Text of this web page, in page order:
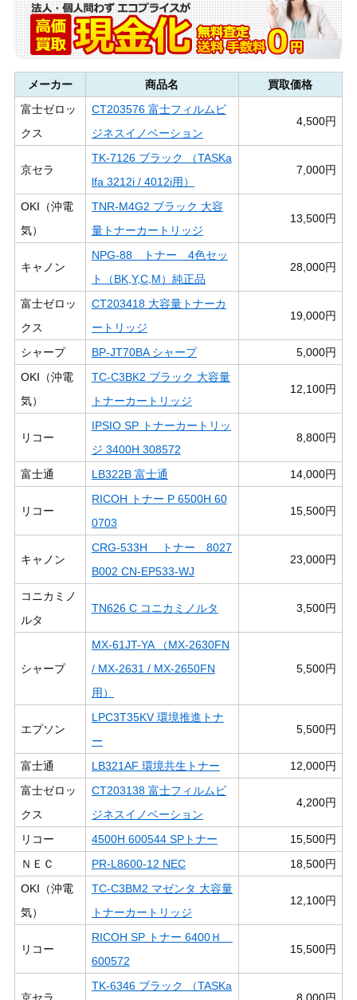
メーカー 商品名
買取価格
富士ゼロッ
クス
CT203576 富士フィルムビ
ジネスイノベーション
4,500円
京セラ
TK-7126 ブラック （TASKa
lfa 3212i / 4012i用）
7,000円
OKI（沖電
気）
TNR-M4G2 ブラック 大容
量トナーカートリッジ
13,500円
キャノン
NPG-88 トナー 4色セッ
ト（BK,Y,C,M）純正品
28,000円
富士ゼロッ
クス
CT203418 大容量トナーカ
ートリッジ
19,000円
シャープ BP-JT70BA シャープ
5,000円
OKI（沖電
気）
TC-C3BK2 ブラック 大容量
トナーカートリッジ
12,100円
リコー
IPSIO SP トナーカートリッ
ジ 3400H 308572
8,800円
富士通 LB322B 富士通 14,000円
リコー
RICOH トナー P 6500H 60
0703
15,500円
キャノン
CRG-533H トナー 8027
B002 CN-EP533-WJ
23,000円
コニカミノ
ルタ
TN626 C コニカミノルタ 3,500円
シャープ
MX-61JT-YA （MX-2630FN
/ MX-2631 / MX-2650FN
用）
5,500円
エプソン
LPC3T35KV 環境推進トナ
ー
5,500円
富士通 LB321AF 環境共生トナー
12,000円
富士ゼロッ
クス
CT203138 富士フィルムビ
ジネスイノベーション
4,200円
リコー 4500H 600544 SPトナー
15,500円
ＮＥＣ
PR-L8600-12 NEC
18,500円
OKI（沖電
気）
TC-C3BM2 マゼンタ 大容量
トナーカートリッジ
12,100円
リコー
RICOH SP トナー 6400Ｈ
600572
15,500円
TK-6346 ブラック （TASKa